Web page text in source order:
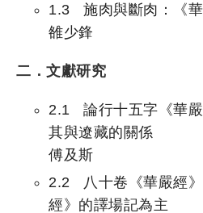
1.3 施肉與斷肉：《
雒少鋒
二．文獻研究
2.1 論行十五字《華
其與遼藏的關係
傅及斯
2.2 八十卷《華嚴經
經》的譯場記為主